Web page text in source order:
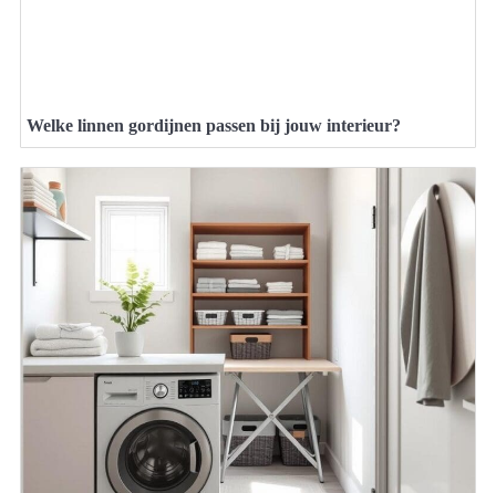
Welke linnen gordijnen passen bij jouw interieur?